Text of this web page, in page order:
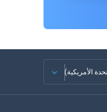
الأمريكية)